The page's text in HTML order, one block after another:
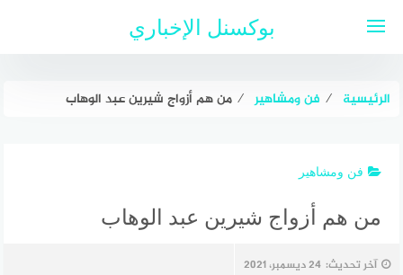
بوكسنل الإخباري
الرئيسية ⁄ فن ومشاهير ⁄ من هم أزواج شيرين عبد الوهاب
فن ومشاهير
من هم أزواج شيرين عبد الوهاب
آخر تحديث: 24 ديسمبر، 2021